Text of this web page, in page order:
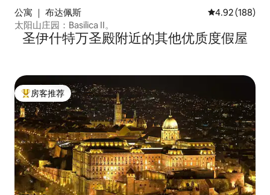
公寓 ｜ 布达佩斯 平均评分 4.92
4.92 (188)
太阳山庄园：Basilica II。
圣伊什特万圣殿附近的其他优质度假屋
热门「房客推荐」
房客推荐